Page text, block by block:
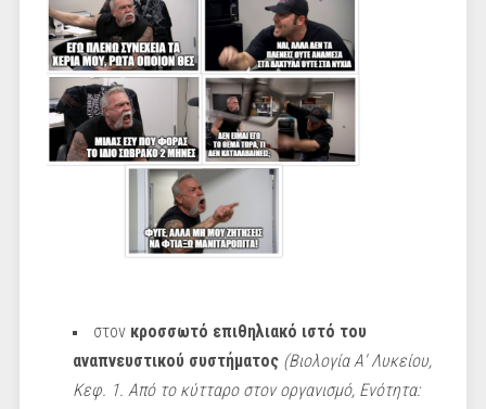
στον κροσσωτό επιθηλιακό ιστό του
αναπνευστικού συστήματος (Βιολογία Α' Λυκείου,
Κεφ. 1. Από το κύτταρο στον οργανισμό, Ενότητα: